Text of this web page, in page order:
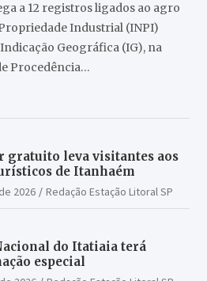
a 12 registros ligados ao agro
Industrial (INPI)
Geográfica (IG), na
Procedência…
gratuito leva visitantes aos
de Itanhaém
2026 Redação Estação Litoral SP
do Itatiaia terá
especial